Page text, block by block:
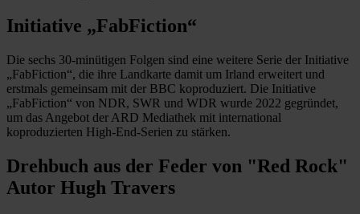
Initiative „FabFiction“
Die sechs 30-minütigen Folgen sind eine weitere Serie der Initiative
„FabFiction“, die ihre Landkarte damit um Irland erweitert und
erstmals gemeinsam mit der BBC koproduziert. Die Initiative
„FabFiction“ von NDR, SWR und WDR wurde 2022 gegründet,
um das Angebot der ARD Mediathek mit international
koproduzierten High-End-Serien zu stärken.
Drehbuch aus der Feder von "Red Rock"
Autor Hugh Travers